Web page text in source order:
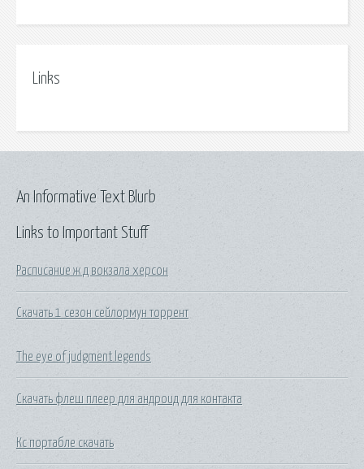
Links
Links to Important Stuff
Расписание ж д вокзала херсон
Скачать 1 сезон сейлормун торрент
The eye of judgment legends
Скачать флеш плеер для андроид для контакта
Кс портабле скачать
An Informative Text Blurb